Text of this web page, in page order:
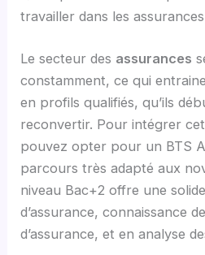
travailler dans les
Le secteur des assurances
constamment, ce qui
en profils qualifiés, qu’ils
reconvertir. Pour intégrer
pouvez opter pour un BTS
parcours très adapté aux
niveau Bac+2 offre une
d’assurance, connaissance
d’assurance, et en analyse